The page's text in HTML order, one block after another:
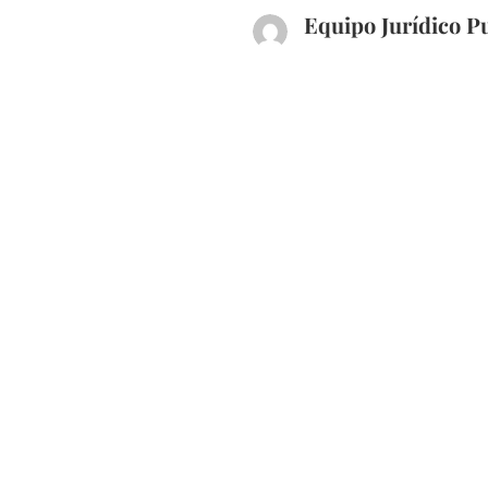
Equipo Jurídico